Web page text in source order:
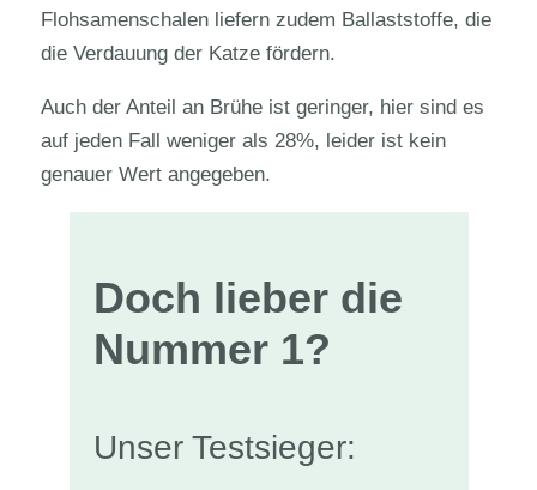
Flohsamenschalen liefern zudem Ballaststoffe, die
die Verdauung der Katze fördern.
Auch der Anteil an Brühe ist geringer, hier sind es
auf jeden Fall weniger als 28%, leider ist kein
genauer Wert angegeben.
Doch lieber die
Nummer 1?
Unser Testsieger: